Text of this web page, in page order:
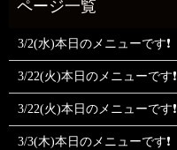
3/2(水)本日のメニューです❗
3/22(火)本日のメニューです❗
3/22(火)本日のメニューです❗
3/3(木)本日のメニューです❗